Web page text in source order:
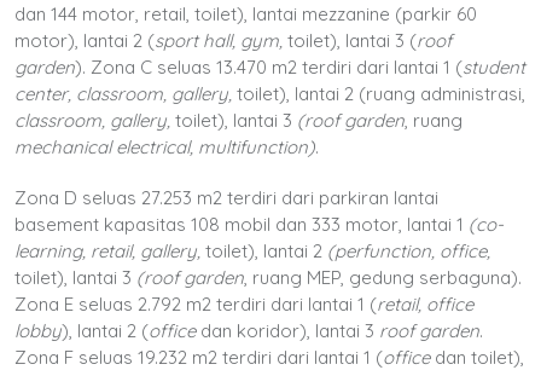
dan 144 motor, retail, toilet), lantai mezzanine (parkir 60
motor), lantai 2 (sport hall, gym, toilet), lantai 3 (roof
garden). Zona C seluas 13.470 m2 terdiri dari lantai 1 (student
center, classroom, gallery, toilet), lantai 2 (ruang administrasi,
classroom, gallery, toilet), lantai 3 (roof garden, ruang
mechanical electrical, multifunction).
Zona D seluas 27.253 m2 terdiri dari parkiran lantai
basement kapasitas 108 mobil dan 333 motor, lantai 1 (co-
learning, retail, gallery, toilet), lantai 2 (perfunction, office,
toilet), lantai 3 (roof garden, ruang MEP, gedung serbaguna).
Zona E seluas 2.792 m2 terdiri dari lantai 1 (retail, office
lobby), lantai 2 (officedan koridor), lantai 3 roof garden.
Zona F seluas 19.232 m2 terdiri dari lantai 1 (office dan toilet),